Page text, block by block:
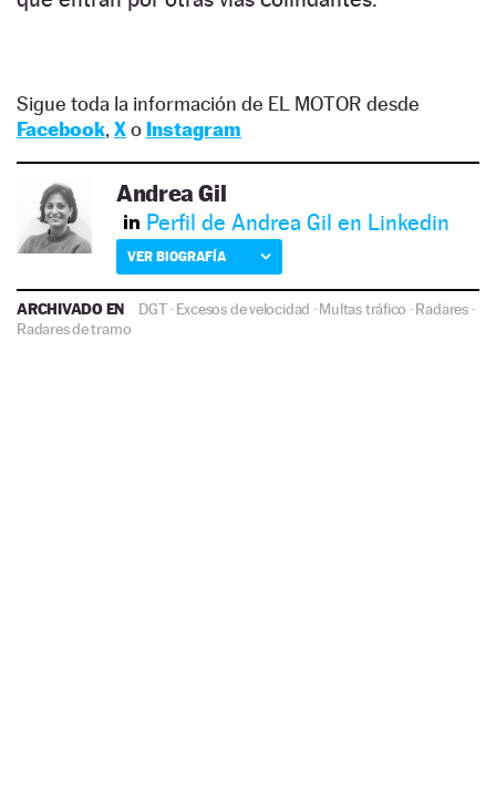
Sigue toda la información de EL MOTOR desde
Facebook, Xo Instagram
Andrea Gil
Perfil de Andrea Gil en Linkedin
VER BIOGRAFÍA
ARCHIVADO EN DGT· Excesos de velocidad ·Multas tráfico ·Radares·
Radares de tramo